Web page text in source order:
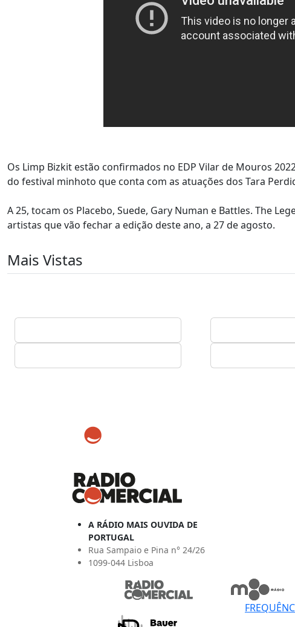
Os Limp Bizkit estão confirmados no EDP Vilar de Mouros
do festival minhoto que conta com as atuações dos Tara
A 25, tocam os Placebo, Suede, Gary Numan e Battles. The
artistas que vão fechar a edição deste ano, a 27 de agosto.
Mais Vistas
A RÁDIO MAIS OUVIDA DE
PORTUGAL
Rua Sampaio e Pina n° 24/26
1099-044 Lisboa